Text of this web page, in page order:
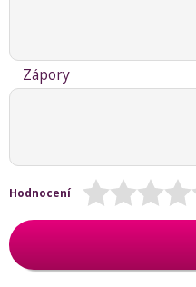
Zápory
Hodnocení